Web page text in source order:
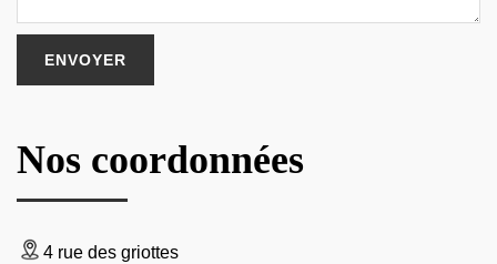
Nos coordonnées
4 rue des griottes